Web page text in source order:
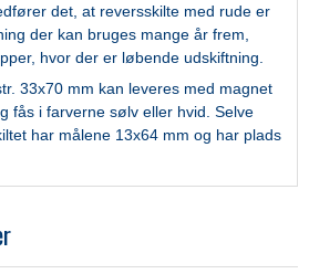
det, at reversskilte med rude er
der kan bruges mange år frem,
hvor der er løbende udskiftning.
33x70 mm kan leveres med magnet
fås i farverne sølv eller hvid. Selve
har målene 13x64 mm og har plads